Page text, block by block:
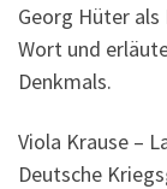
Georg Hüter
Wort und
Denkmals.
Viola Krause –
Deutsche